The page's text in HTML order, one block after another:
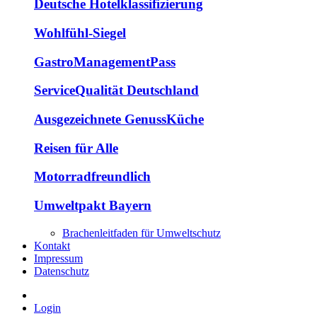
Deutsche Hotelklassifizierung
Wohlfühl-Siegel
GastroManagementPass
ServiceQualität Deutschland
Ausgezeichnete GenussKüche
Reisen für Alle
Motorradfreundlich
Umweltpakt Bayern
Brachenleitfaden für Umweltschutz
Kontakt
Impressum
Datenschutz
Login